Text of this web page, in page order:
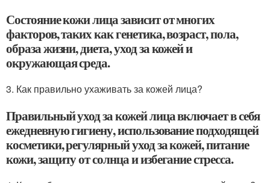
Состояние кожи лица зависит от многих
факторов, таких как генетика, возраст, пола,
образа жизни, диета, уход за кожей и
окружающая среда.
3. Как правильно ухаживать за кожей лица?
Правильный уход за кожей лица включает в себя
ежедневную гигиену, использование подходящей
косметики, регулярный уход за кожей, питание
кожи, защиту от солнца и избегание стресса.